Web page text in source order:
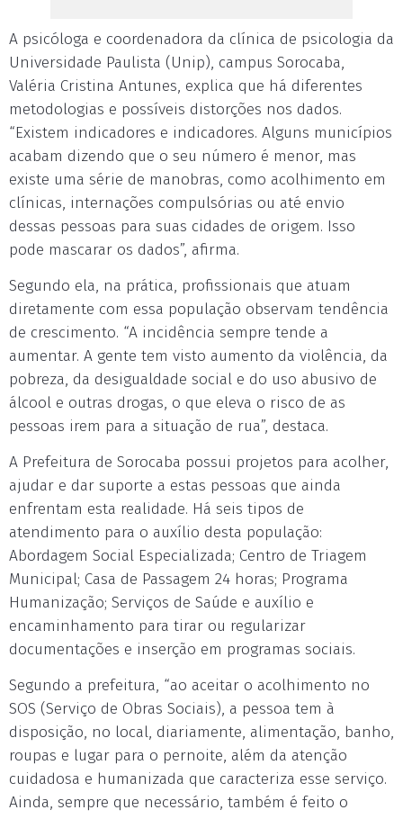
A psicóloga e coordenadora da clínica de psicologia da
Universidade Paulista (Unip), campus Sorocaba,
Valéria Cristina Antunes, explica que há diferentes
metodologias e possíveis distorções nos dados.
“Existem indicadores e indicadores. Alguns municípios
acabam dizendo que o seu número é menor, mas
existe uma série de manobras, como acolhimento em
clínicas, internações compulsórias ou até envio
dessas pessoas para suas cidades de origem. Isso
pode mascarar os dados”, afirma.
Segundo ela, na prática, profissionais que atuam
diretamente com essa população observam tendência
de crescimento. “A incidência sempre tende a
aumentar. A gente tem visto aumento da violência, da
pobreza, da desigualdade social e do uso abusivo de
álcool e outras drogas, o que eleva o risco de as
pessoas irem para a situação de rua”, destaca.
A Prefeitura de Sorocaba possui projetos para acolher,
ajudar e dar suporte a estas pessoas que ainda
enfrentam esta realidade. Há seis tipos de
atendimento para o auxílio desta população:
Abordagem Social Especializada; Centro de Triagem
Municipal; Casa de Passagem 24 horas; Programa
Humanização; Serviços de Saúde e auxílio e
encaminhamento para tirar ou regularizar
documentações e inserção em programas sociais.
Segundo a prefeitura, “ao aceitar o acolhimento no
SOS (Serviço de Obras Sociais), a pessoa tem à
disposição, no local, diariamente, alimentação, banho,
roupas e lugar para o pernoite, além da atenção
cuidadosa e humanizada que caracteriza esse serviço.
Ainda, sempre que necessário, também é feito o